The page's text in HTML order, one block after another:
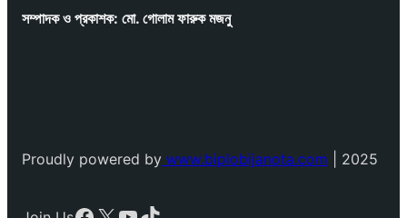
সম্পাদক ও প্রকাশক: মো. গোলাম ফারুক মজনু
Proudly powered by www.biplobijanota.com | 2025